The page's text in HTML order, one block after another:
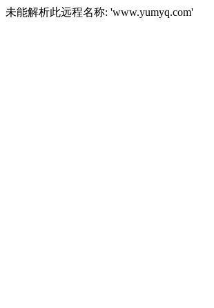
未能解析此远程名称: 'www.yumyq.com'